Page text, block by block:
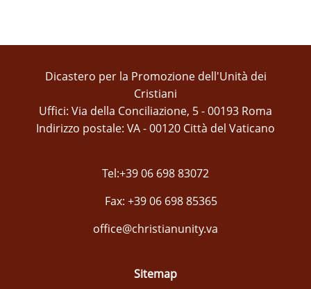
Dicastero per la Promozione dell'Unità dei
Cristiani
Uffici: Via della Conciliazione, 5 - 00193 Roma
Indirizzo postale: VA - 00120 Città del Vaticano
Tel:+39 06 698 83072
Fax: +39 06 698 85365
office@christianunity.va
Sitemap